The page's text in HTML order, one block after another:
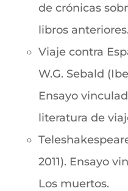
de crónicas
libros anteriores.
Viaje contra
W.G. Sebald
Ensayo
literatura de
2011). Ensayo
Los muertos.